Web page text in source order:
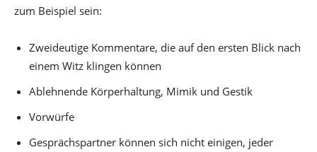
zum Beispiel sein:
Zweideutige Kommentare, die auf den ersten Blick nach
einem Witz klingen können
Ablehnende Körperhaltung, Mimik und Gestik
Vorwürfe
Gesprächspartner können sich nicht einigen, jeder